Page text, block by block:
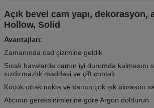
Açık bevel cam yapı, dekorasyon,
Hollow, Solid
Avantajları:
Zamanında cad çizimine geldik
Sıcak havalarda camın iyi durumda kalmasını
sızdırmazlık maddesi ve çift contalı
Küçük ortak nokta ve camın çok şık olmasını
Alıcının gereksinimlerine göre Argon doldurun